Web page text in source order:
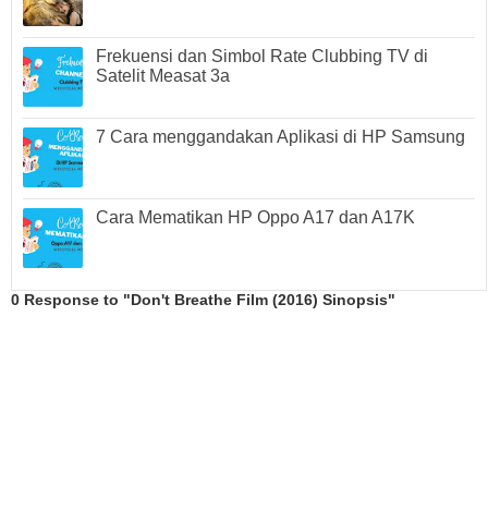
Frekuensi dan Simbol Rate Clubbing TV di
Satelit Measat 3a
7 Cara menggandakan Aplikasi di HP Samsung
Cara Mematikan HP Oppo A17 dan A17K
0 Response to "Don't Breathe Film (2016) Sinopsis"